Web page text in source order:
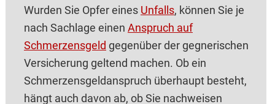
Wurden Sie Opfer eines Unfalls, können Sie je
nach Sachlage einen Anspruch auf
Schmerzensgeld gegenüber der gegnerischen
Versicherung geltend machen. Ob ein
Schmerzensgeldanspruch überhaupt besteht,
hängt auch davon ab, ob Sie nachweisen